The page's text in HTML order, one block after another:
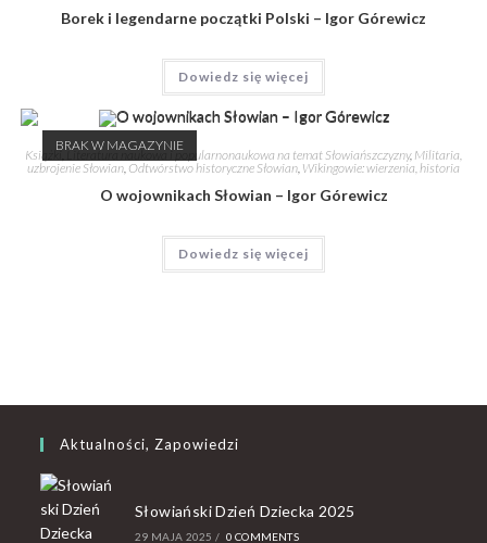
Borek i legendarne początki Polski – Igor Górewicz
Dowiedz się więcej
BRAK W MAGAZYNIE
Książki,Literatura naukowa i popularnonaukowa na temat Słowiańszczyzny, Militaria,
uzbrojenie Słowian Odtwórstwo historyczne Słowian Wikingowie: wierzenia, historia
O wojownikach Słowian – Igor Górewicz
Dowiedz się więcej
Aktualności, Zapowiedzi
Słowiański Dzień Dziecka 2025
29 MAJA 2025 / 0 COMMENTS